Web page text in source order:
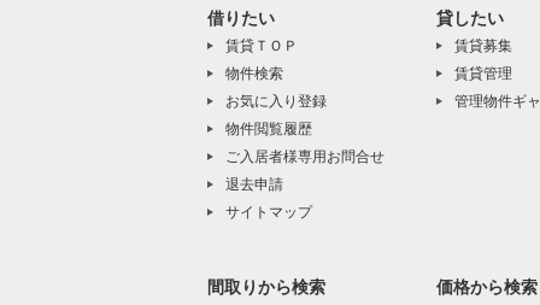
借りたい
賃貸ＴＯＰ
物件検索
お気に入り登録
物件閲覧履歴
ご入居者様専用お問合せ
退去申請
サイトマップ
貸したい
賃貸募集
賃貸管理
管理物件ギ
間取りから検索 価格から検索